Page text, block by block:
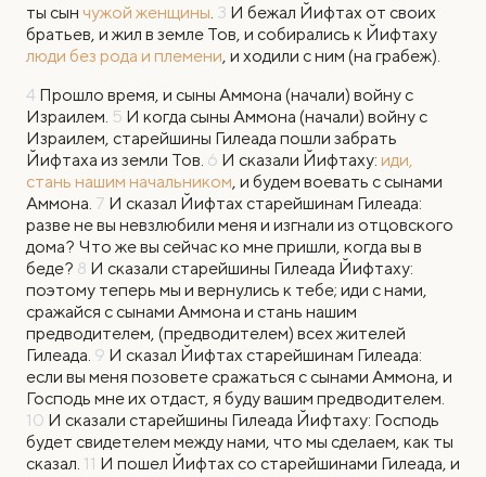
ты сын чужой женщины. 3 И бежал Йифтах от своих
братьев, и жил в земле Тов, и собирались к Йифтаху
люди без рода и племени, и ходили с ним (на грабеж).
4 Прошло время, и сыны Аммона (начали) войну с
Израилем. 5 И когда сыны Аммона (начали) войну с
Израилем, старейшины Гилеада пошли забрать
Йифтаха из земли Тов. 6 И сказали Йифтаху: иди,
стань нашим начальником, и будем воевать с сынами
Аммона. 7 И сказал Йифтах старейшинам Гилеада:
разве не вы невзлюбили меня и изгнали из отцовского
дома? Что же вы сейчас ко мне пришли, когда вы в
беде? 8 И сказали старейшины Гилеада Йифтаху:
поэтому теперь мы и вернулись к тебе; иди с нами,
сражайся с сынами Аммона и стань нашим
предводителем, (предводителем) всех жителей
Гилеада. 9 И сказал Йифтах старейшинам Гилеада:
если вы меня позовете сражаться с сынами Аммона, и
Господь мне их отдаст, я буду вашим предводителем.
10 И сказали старейшины Гилеада Йифтаху: Господь
будет свидетелем между нами, что мы сделаем, как ты
сказал. 11 И пошел Йифтах со старейшинами Гилеада, и